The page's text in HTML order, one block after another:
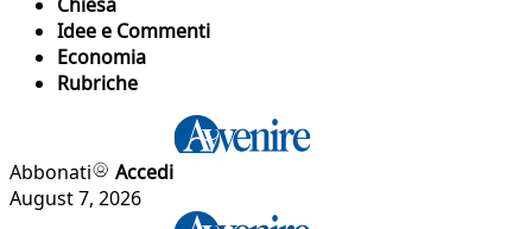
Idee e Commenti
Economia
Rubriche
Abbonati
Accedi
August 7, 2026